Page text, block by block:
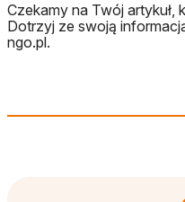
Czekamy na Twój artykuł,
Dotrzyj ze swoją
ngo.pl.